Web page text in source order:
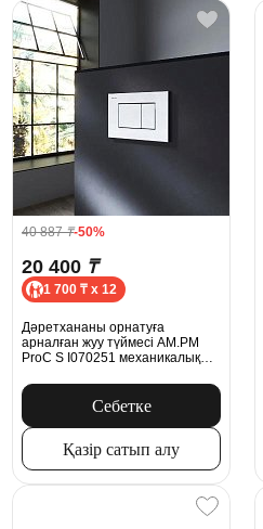
40 887₸-50%
20 400 ₸
1 700 ₸ x 12
Дәретхананы орнатуға
арналған жуу түймесі AM.PM
ProC S I070251 механикалық
Себетке
Қазір сатып алу